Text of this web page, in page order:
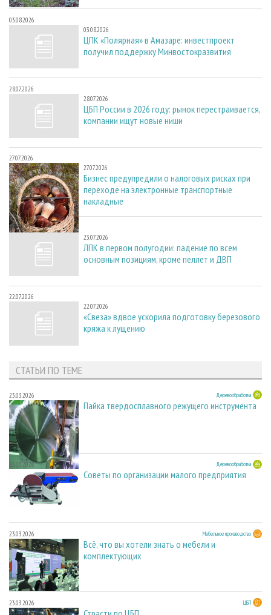
03.08.2026
03.08.2026
ЦПК «Полярная» в Амазаре: инвестпроект
получил поддержку Минвостокразвития
28.07.2026
28.07.2026
ЦБП России в 2026 году: рынок перестраивается,
компании ищут новые ниши
27.07.2026
27.07.2026
Бизнес предупредили о налоговых рисках при
переходе на электронные транспортные
накладные
23.07.2026
23.07.2026
ЛПК в первом полугодии: падение по всем
основным позициям, кроме пеллет и ДВП
22.07.2026
22.07.2026
«Свеза» вдвое ускорила подготовку березового
кряжа к лущению
СТАТЬИ ПО ТЕМЕ
23.03.2026 Деревообработка
Пайка твердосплавного режущего инструмента
23.03.2026 Деревообработка
Советы по организации малого предприятия
23.03.2026 Мебельное производство
Всё, что вы хотели знать о мебели и
комплектующих
23.03.2026 ЦБП